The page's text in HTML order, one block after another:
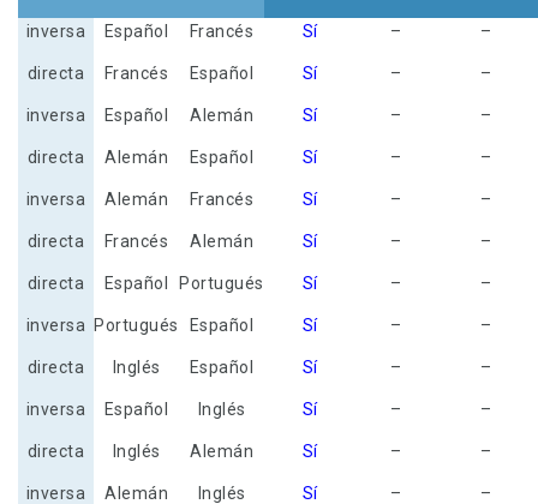
inversa Español Francés Sí – –
directa Francés Español Sí – –
inversa Español Alemán Sí – –
directa Alemán Español Sí – –
inversa Alemán Francés Sí – –
directa Francés Alemán Sí – –
directa Español Portugués Sí – –
inversa Portugués Español Sí – –
directa Inglés Español Sí – –
inversa Español Inglés Sí – –
directa Inglés Alemán Sí – –
inversa Alemán Inglés Sí – –